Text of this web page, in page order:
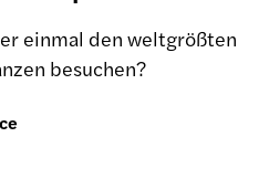
einmal den weltgrößten
besuchen?